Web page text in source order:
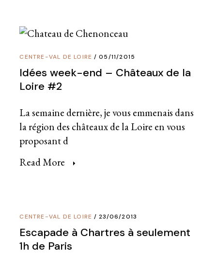
CENTRE-VAL DE LOIRE 05/11/2015
Idées week-end – Châteaux de la
Loire #2
La semaine dernière, je vous emmenais dans
la région des châteaux de la Loire en vous
proposant d
Read More
CENTRE-VAL DE LOIRE 23/06/2013
Escapade à Chartres à seulement
1h de Paris